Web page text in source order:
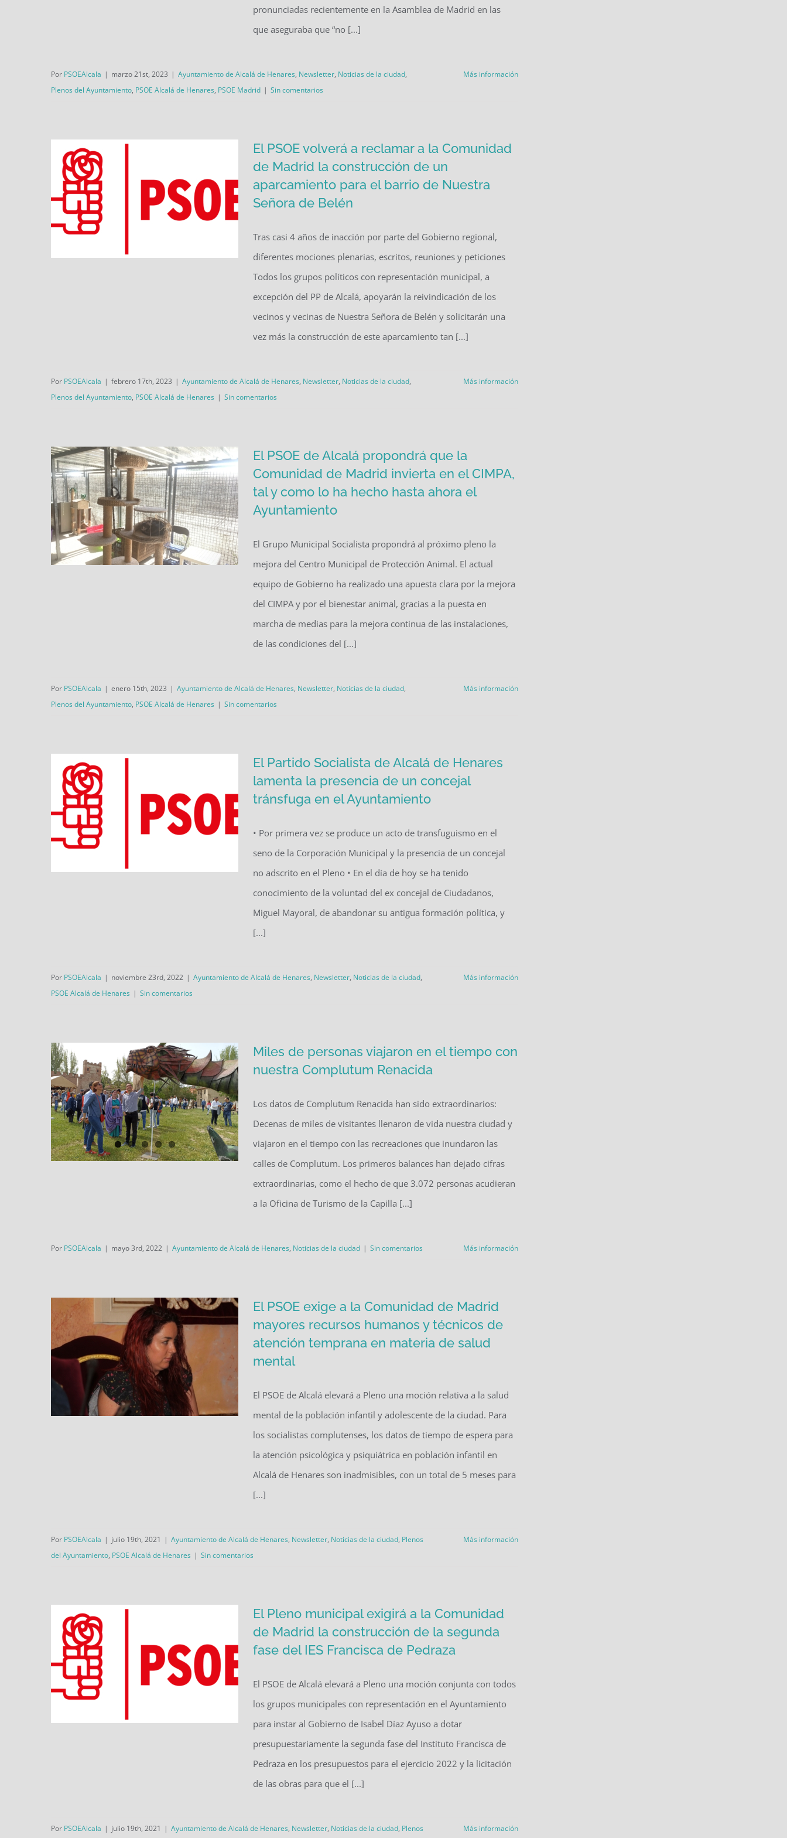
Alcalá de Henares
pronunciadas recientemente en la Asamblea de Madrid en las
que aseguraba que “no [...]
Por PSOEAlcala | marzo 21st, 2023 | Ayuntamiento de Alcalá de Henares, Newsletter, Noticias de la ciudad,
Plenos del Ayuntamiento, PSOE Alcalá de Henares, PSOE Madrid | Sin comentarios
Más información
Nuestra Señora de Belén
El PSOE volverá a reclamar a la Comunidad
de Madrid la construcción de un
aparcamiento para el barrio de Nuestra
Señora de Belén
Tras casi 4 años de inacción por parte del Gobierno regional,
diferentes mociones plenarias, escritos, reuniones y peticiones
Todos los grupos políticos con representación municipal, a
excepción del PP de Alcalá, apoyarán la reivindicación de los
vecinos y vecinas de Nuestra Señora de Belén y solicitarán una
vez más la construcción de este aparcamiento tan [...]
Por PSOEAlcala | febrero 17th, 2023 | Ayuntamiento de Alcalá de Henares, Newsletter, Noticias de la ciudad,
Plenos del Ayuntamiento, PSOE Alcalá de Henares | Sin comentarios
Más información
Ayuntamiento
El PSOE de Alcalá propondrá que la
Comunidad de Madrid invierta en el CIMPA,
tal y como lo ha hecho hasta ahora el
Ayuntamiento
El Grupo Municipal Socialista propondrá al próximo pleno la
mejora del Centro Municipal de Protección Animal. El actual
equipo de Gobierno ha realizado una apuesta clara por la mejora
del CIMPA y por el bienestar animal, gracias a la puesta en
marcha de medias para la mejora continua de las instalaciones,
de las condiciones del [...]
Por PSOEAlcala | enero 15th, 2023 | Ayuntamiento de Alcalá de Henares, Newsletter, Noticias de la ciudad,
Plenos del Ayuntamiento, PSOE Alcalá de Henares | Sin comentarios
Más información
tránsfuga en el Ayuntamiento
El Partido Socialista de Alcalá de Henares
lamenta la presencia de un concejal
tránsfuga en el Ayuntamiento
• Por primera vez se produce un acto de transfuguismo en el
seno de la Corporación Municipal y la presencia de un concejal
no adscrito en el Pleno • En el día de hoy se ha tenido
conocimiento de la voluntad del ex concejal de Ciudadanos,
Miguel Mayoral, de abandonar su antigua formación política, y
[...]
Por PSOEAlcala | noviembre 23rd, 2022 | Ayuntamiento de Alcalá de Henares, Newsletter, Noticias de la ciudad,
PSOE Alcalá de Henares | Sin comentarios
Más información
Miles de personas viajaron en el tiempo con
nuestra Complutum Renacida
Los datos de Complutum Renacida han sido extraordinarios:
Decenas de miles de visitantes llenaron de vida nuestra ciudad y
viajaron en el tiempo con las recreaciones que inundaron las
calles de Complutum. Los primeros balances han dejado cifras
extraordinarias, como el hecho de que 3.072 personas acudieran
a la Oficina de Turismo de la Capilla [...]
Por PSOEAlcala | mayo 3rd, 2022 | Ayuntamiento de Alcalá de Henares, Noticias de la ciudad | Sin comentarios Más información
de salud mental
El PSOE exige a la Comunidad de Madrid
mayores recursos humanos y técnicos de
atención temprana en materia de salud
mental
El PSOE de Alcalá elevará a Pleno una moción relativa a la salud
mental de la población infantil y adolescente de la ciudad. Para
los socialistas complutenses, los datos de tiempo de espera para
la atención psicológica y psiquiátrica en población infantil en
Alcalá de Henares son inadmisibles, con un total de 5 meses para
[...]
Por PSOEAlcala | julio 19th, 2021 | Ayuntamiento de Alcalá de Henares, Newsletter, Noticias de la ciudad, Plenos
del Ayuntamiento, PSOE Alcalá de Henares | Sin comentarios
Más información
El Pleno municipal exigirá a la Comunidad
de Madrid la construcción de la segunda
fase del IES Francisca de Pedraza
El PSOE de Alcalá elevará a Pleno una moción conjunta con todos
los grupos municipales con representación en el Ayuntamiento
para instar al Gobierno de Isabel Díaz Ayuso a dotar
presupuestariamente la segunda fase del Instituto Francisca de
Pedraza en los presupuestos para el ejercicio 2022 y la licitación
de las obras para que el [...]
Por PSOEAlcala | julio 19th, 2021 | Ayuntamiento de Alcalá de Henares, Newsletter, Noticias de la ciudad, Plenos Más información